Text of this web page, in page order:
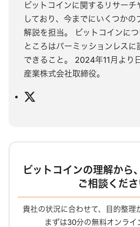
ビットコインに関するリサーチ
しており、今までにいくつかの
解説を担当。 ビットコインに
ところはパーミッションレス
できること。 2024年11月より
産業株式会社取締役。
ビットコインの理解から
ご相談くだ
貴社の状況に合わせて、目的整理
まずは30分の無料オンライ